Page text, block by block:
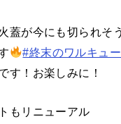
蓋が今にも切られそ
#終末のワルキュ
す！お楽しみに！
もリニューアル